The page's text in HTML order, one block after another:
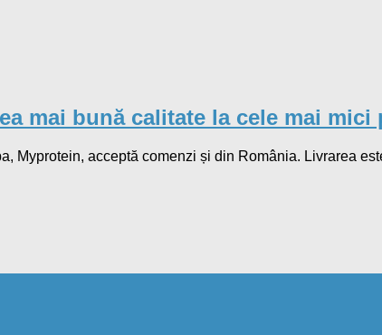
mai bună calitate la cele mai mici
Myprotein, acceptă comenzi și din România. Livrarea